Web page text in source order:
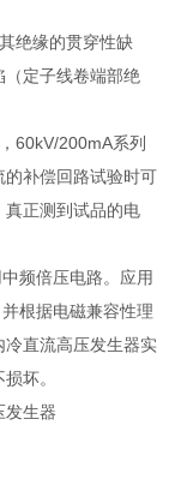
绝缘的贯穿性缺
定子线卷端部绝
60kV/200mA系列
补偿回路试验时可
真正测到试品的电
频倍压电路。应用
根据电磁兼容性理
直流高压发生器实
坏。
发生器